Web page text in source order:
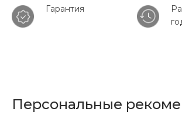
Гарантия
Персональные